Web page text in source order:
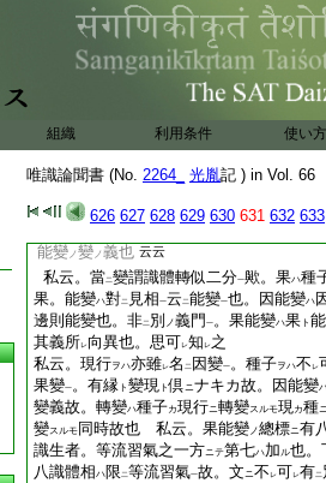
組織 利用条件 使い方
唯識論聞書 (No. 2264_ 光胤記 ) in Vol. 66
626 627 628 629 630 631 632 633
許レ 之故。等流習氣ニハ不レ 置二此詞
無漏種子
延公云。熏令生長ハ二種習氣番ヘリ
。法爾
轉變セル
讀師餘聽衆皆以不 可レ 然之由同心
讀師云。果能變之變 ハ異ニシテ 因能變之變
義也。自證分生 見相分果 義也。是 正
能變 ノ 變 ノ 義也 云云
私云。當二變謂識體轉似二分一歟。果ハ種
果。能變ハ對二 見相一云 二能變一也。因能變ハ
邊則能變也。非二 別 ノ義門 一。果能變ハ果 ト
其義所レ向異也。思可レ知 レ之
私云。現行ヲハ亦雖レ名 二 因變一。種子ヲハ不 レ
果變一。有縁 ト 變現 ト倶ニナキカ故。因能變
變義故。轉變ハ種子カ現行ニ轉變スルモ現カ種
變スルモ 同時故也 私云。果能變ノ總標ニ有
識生者。等流習氣之一方ニテ第七ハ加ル也。
八識體相ハ限 二等流習氣一故。文ニ不 レ可レ有二